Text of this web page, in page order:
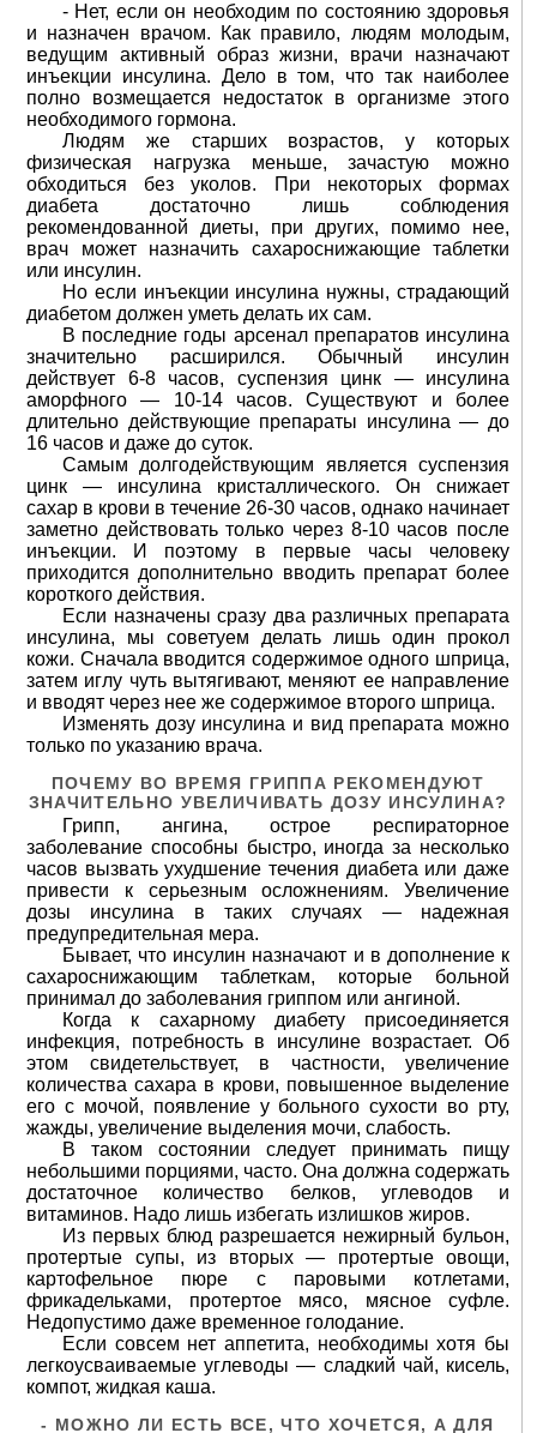
- Нет, если он необходим по состоянию здоровья
и назначен врачом. Как правило, людям молодым,
ведущим активный образ жизни, врачи назначают
инъекции инсулина. Дело в том, что так наиболее
полно возмещается недостаток в организме этого
необходимого гормона.
Людям же старших возрастов, у которых
физическая нагрузка меньше, зачастую можно
обходиться без уколов. При некоторых формах
диабета достаточно лишь соблюдения
рекомендованной диеты, при других, помимо нее,
врач может назначить сахароснижающие таблетки
или инсулин.
Но если инъекции инсулина нужны, страдающий
диабетом должен уметь делать их сам.
В последние годы арсенал препаратов инсулина
значительно расширился. Обычный инсулин
действует 6-8 часов, суспензия цинк — инсулина
аморфного — 10-14 часов. Существуют и более
длительно действующие препараты инсулина — до
16 часов и даже до суток.
Самым долгодействующим является суспензия
цинк — инсулина кристаллического. Он снижает
сахар в крови в течение 26-30 часов, однако начинает
заметно действовать только через 8-10 часов после
инъекции. И поэтому в первые часы человеку
приходится дополнительно вводить препарат более
короткого действия.
Если назначены сразу два различных препарата
инсулина, мы советуем делать лишь один прокол
кожи. Сначала вводится содержимое одного шприца,
затем иглу чуть вытягивают, меняют ее направление
и вводят через нее же содержимое второго шприца.
Изменять дозу инсулина и вид препарата можно
только по указанию врача.
ПОЧЕМУ ВО ВРЕМЯ ГРИППА РЕКОМЕНДУЮТ
ЗНАЧИТЕЛЬНО УВЕЛИЧИВАТЬ ДОЗУ ИНСУЛИНА?
Грипп, ангина, острое респираторное
заболевание способны быстро, иногда за несколько
часов вызвать ухудшение течения диабета или даже
привести к серьезным осложнениям. Увеличение
дозы инсулина в таких случаях — надежная
предупредительная мера.
Бывает, что инсулин назначают и в дополнение к
сахароснижающим таблеткам, которые больной
принимал до заболевания гриппом или ангиной.
Когда к сахарному диабету присоединяется
инфекция, потребность в инсулине возрастает. Об
этом свидетельствует, в частности, увеличение
количества сахара в крови, повышенное выделение
его с мочой, появление у больного сухости во рту,
жажды, увеличение выделения мочи, слабость.
В таком состоянии следует принимать пищу
небольшими порциями, часто. Она должна содержать
достаточное количество белков, углеводов и
витаминов. Надо лишь избегать излишков жиров.
Из первых блюд разрешается нежирный бульон,
протертые супы, из вторых — протертые овощи,
картофельное пюре с паровыми котлетами,
фрикадельками, протертое мясо, мясное суфле.
Недопустимо даже временное голодание.
Если совсем нет аппетита, необходимы хотя бы
легкоусваиваемые углеводы — сладкий чай, кисель,
компот, жидкая каша.
- МОЖНО ЛИ ЕСТЬ ВСЕ, ЧТО ХОЧЕТСЯ, А ДЛЯ